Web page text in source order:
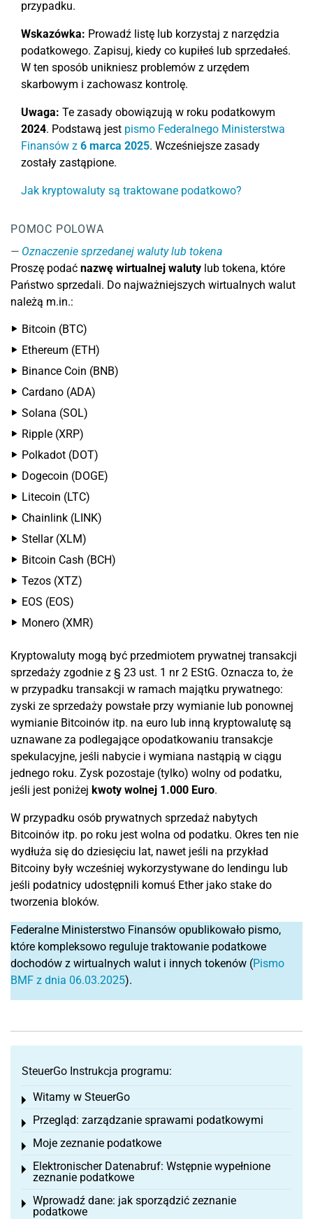
przypadku.
Wskazówka: Prowadź listę lub korzystaj z narzędzia
podatkowego. Zapisuj, kiedy co kupiłeś lub sprzedałeś.
W ten sposób unikniesz problemów z urzędem
skarbowym i zachowasz kontrolę.
Uwaga: Te zasady obowiązują w roku podatkowym
2024. Podstawą jest pismo Federalnego Ministerstwa
Finansów z 6 marca 2025. Wcześniejsze zasady
zostały zastąpione.
Jak kryptowaluty są traktowane podatkowo?
POMOC POLOWA
Oznaczenie sprzedanej waluty lub tokena
Proszę podać nazwę wirtualnej waluty lub tokena, które
Państwo sprzedali. Do najważniejszych wirtualnych walut
należą m.in.:
Bitcoin (BTC)
Ethereum (ETH)
Binance Coin (BNB)
Cardano (ADA)
Solana (SOL)
Ripple (XRP)
Polkadot (DOT)
Dogecoin (DOGE)
Litecoin (LTC)
Chainlink (LINK)
Stellar (XLM)
Bitcoin Cash (BCH)
Tezos (XTZ)
EOS (EOS)
Monero (XMR)
Kryptowaluty mogą być przedmiotem prywatnej transakcji
sprzedaży zgodnie z § 23 ust. 1 nr 2 EStG. Oznacza to, że
w przypadku transakcji w ramach majątku prywatnego:
zyski ze sprzedaży powstałe przy wymianie lub ponownej
wymianie Bitcoinów itp. na euro lub inną kryptowalutę są
uznawane za podlegające opodatkowaniu transakcje
spekulacyjne, jeśli nabycie i wymiana nastąpią w ciągu
jednego roku. Zysk pozostaje (tylko) wolny od podatku,
jeśli jest poniżej kwoty wolnej 1.000 Euro.
W przypadku osób prywatnych sprzedaż nabytych
Bitcoinów itp. po roku jest wolna od podatku. Okres ten nie
wydłuża się do dziesięciu lat, nawet jeśli na przykład
Bitcoiny były wcześniej wykorzystywane do lendingu lub
jeśli podatnicy udostępnili komuś Ether jako stake do
tworzenia bloków.
Federalne Ministerstwo Finansów opublikowało pismo,
które kompleksowo reguluje traktowanie podatkowe
dochodów z wirtualnych walut i innych tokenów (Pismo
BMF z dnia 06.03.2025).
SteuerGo Instrukcja programu:
Witamy w SteuerGo
Toggle menu
Przegląd: zarządzanie sprawami podatkowymi
Toggle menu
Moje zeznanie podatkowe
Toggle menu
Elektronischer Datenabruf: Wstępnie wypełnione
zeznanie podatkowe
Toggle menu
Wprowadź dane: jak sporządzić zeznanie
podatkowe
Toggle menu